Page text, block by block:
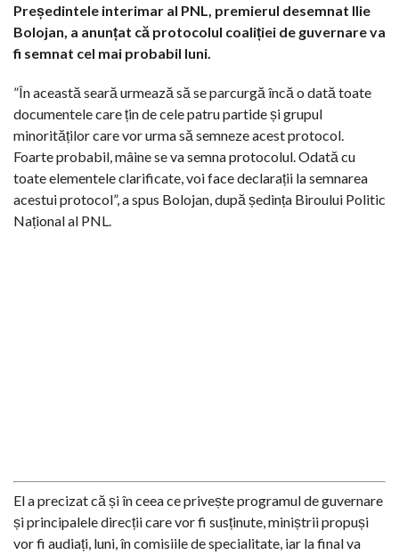
Președintele interimar al PNL, premierul desemnat Ilie
Bolojan, a anunțat că protocolul coaliției de guvernare va
fi semnat cel mai probabil luni.
”În această seară urmează să se parcurgă încă o dată toate
documentele care țin de cele patru partide și grupul
minorităților care vor urma să semneze acest protocol.
Foarte probabil, mâine se va semna protocolul. Odată cu
toate elementele clarificate, voi face declarații la semnarea
acestui protocol”, a spus Bolojan, după ședința Biroului Politic
Național al PNL.
El a precizat că și în ceea ce privește programul de guvernare
și principalele direcții care vor fi susținute, miniștrii propuși
vor fi audiați, luni, în comisiile de specialitate, iar la final va